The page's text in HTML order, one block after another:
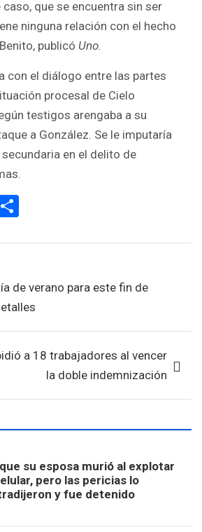
que se encuentra sin ser
ninguna relación con el hecho
publicó Uno.
con el diálogo entre las partes
procesal de Cielo
testigos arengaba a su
a González. Se le imputaría
en el delito de
ar
de verano para este fin de
a 18 trabajadores al vencer
la doble indemnización
su esposa murió al explotar
pero las pericias lo
y fue detenido